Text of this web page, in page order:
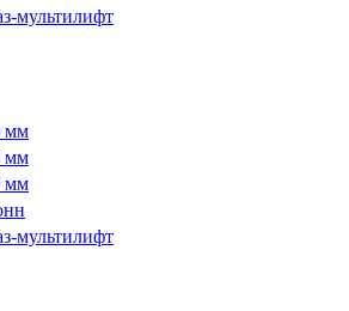
мультилифт
мм
мм
мм
мультилифт